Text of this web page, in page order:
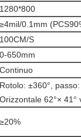
1280*800
≥4mil/0.1mm
100CM/S
0-650mm
Continuo
Rotolo: ±360°,
Orizzontale 62°× 41°
≥20%